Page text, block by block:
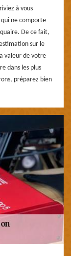
à vous
ne comporte
De ce fait,
sur le
valeur de votre
dans les plus
préparez bien